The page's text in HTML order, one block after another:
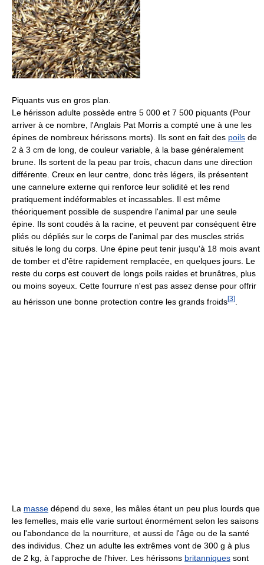
Piquants vus en gros plan.
Le hérisson adulte possède entre 5 000 et 7 500 piquants (Pour
arriver à ce nombre, l'Anglais Pat Morris a compté une à une les
épines de nombreux hérissons morts). Ils sont en fait des poils de
2 à 3 cm de long, de couleur variable, à la base généralement
brune. Ils sortent de la peau par trois, chacun dans une direction
différente. Creux en leur centre, donc très légers, ils présentent
une cannelure externe qui renforce leur solidité et les rend
pratiquement indéformables et incassables. Il est même
théoriquement possible de suspendre l'animal par une seule
épine. Ils sont coudés à la racine, et peuvent par conséquent être
pliés ou dépliés sur le corps de l'animal par des muscles striés
situés le long du corps. Une épine peut tenir jusqu'à 18 mois avant
de tomber et d'être rapidement remplacée, en quelques jours. Le
reste du corps est couvert de longs poils raides et brunâtres, plus
ou moins soyeux. Cette fourrure n'est pas assez dense pour offrir
au hérisson une bonne protection contre les grands froids[3]
La masse dépend du sexe, les mâles étant un peu plus lourds que
les femelles, mais elle varie surtout énormément selon les saisons
ou l'abondance de la nourriture, et aussi de l'âge ou de la santé
des individus. Chez un adulte les extrêmes vont de 300 g à plus
de 2 kg , à l'approche de l'hiver. Les hérissons britanniques sont